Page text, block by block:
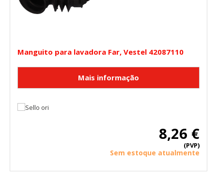
Manguito para lavadora Far, Vestel 42087110
8,26 €
(PVP)
Sem estoque atualmente